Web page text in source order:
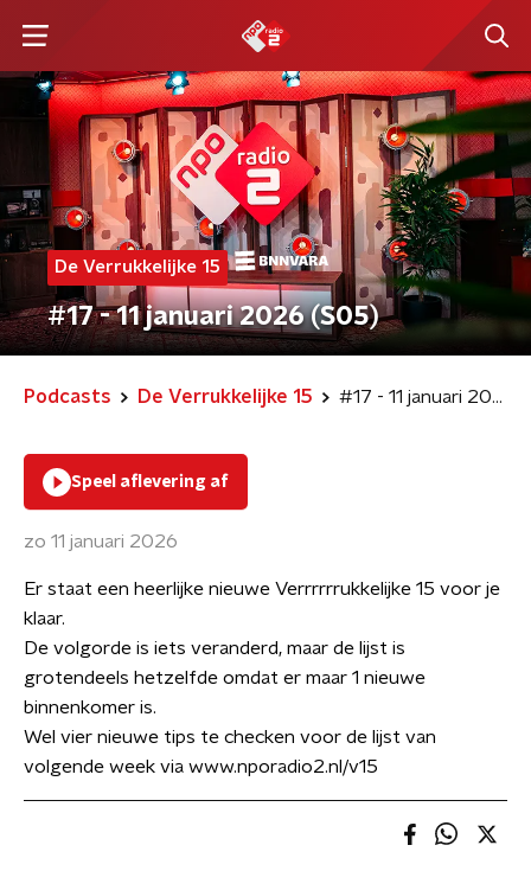
De Verrukkelijke 15
#17 - 11 januari 2026 (S05)
Podcasts De Verrukkelijke 15 #17 - 11 januari 2026 (S05)
Speel aflevering af
zo 11 januari 2026
Er staat een heerlijke nieuwe Verrrrrrukkelijke 15 voor je
klaar.
De volgorde is iets veranderd, maar de lijst is
grotendeels hetzelfde omdat er maar 1 nieuwe
binnenkomer is.
Wel vier nieuwe tips te checken voor de lijst van
volgende week via www.nporadio2.nl/v15